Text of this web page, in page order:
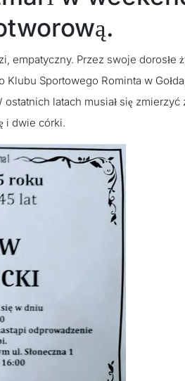
empatyczny. Przez swoje dorosłe
Klubu Sportowego Rominta w
latach musiał się zmierzyć
i dwie córki.